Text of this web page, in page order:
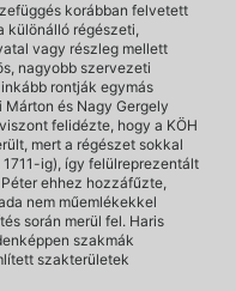
korábban felvetett
különálló régészeti,
vagy részleg mellett
nagyobb szervezeti
rontják egymás
és Nagy Gergely
felidézte, hogy a KÖH
mert a régészet sokkal
ig), így felülreprezentált
ehhez hozzáfűzte,
nem műemlékekkel
során merül fel. Haris
szakmák
szakterületek